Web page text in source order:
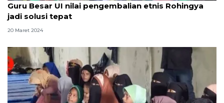
Guru Besar UI nilai pengembalian etnis Rohingya
jadi solusi tepat
20 Maret 2024